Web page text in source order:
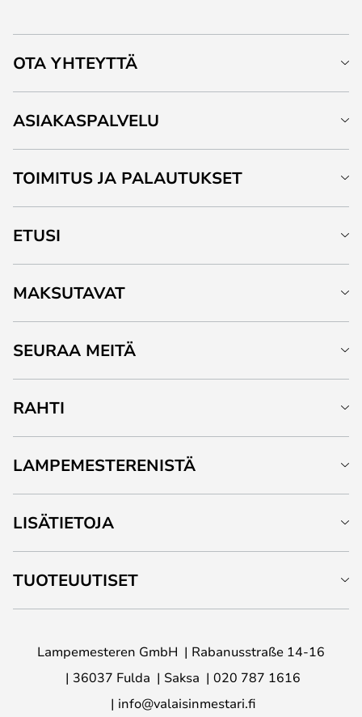
OTA YHTEYTTÄ
ASIAKASPALVELU
TOIMITUS JA PALAUTUKSET
ETUSI
MAKSUTAVAT
SEURAA MEITÄ
RAHTI
LAMPEMESTERENISTÄ
LISÄTIETOJA
TUOTEUUTISET
Lampemesteren GmbH
Rabanusstraße 14-16
36037 Fulda
Saksa
020 787 1616
info@valaisinmestari.fi